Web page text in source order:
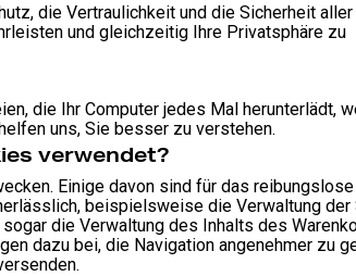
die Vertraulichkeit und die Sicherheit
und gleichzeitig Ihre Privatsphäre zu
die Ihr Computer jedes Mal herunterlädt,
uns, Sie besser zu verstehen.
verwendet?
Einige davon sind für das reibungslose
beispielsweise die Verwaltung der
die Verwaltung des Inhalts des
dazu bei, die Navigation angenehmer zu